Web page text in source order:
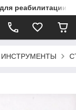
реабилитации